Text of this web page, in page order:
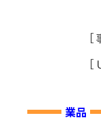
［
［
業品